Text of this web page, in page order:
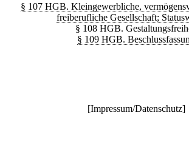
§ 107 HGB. Kleingewerbliche,
freiberufliche Gesellschaft;
§ 108 HGB.
§ 109 HGB.
[Impressum/Datenschutz]